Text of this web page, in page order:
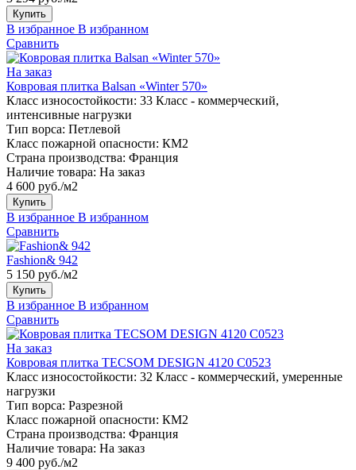
Купить
В избранное В избранном
Сравнить
На заказ
Ковровая плитка Balsan «Winter 570»
Класс износостойкости: 33 Класс - коммерческий,
интенсивные нагрузки
Тип ворса: Петлевой
Класс пожарной опасности: КМ2
Страна производства: Франция
Наличие товара: На заказ
4 600 руб./м2
Купить
В избранное В избранном
Сравнить
Fashion& 942
5 150 руб./м2
Купить
В избранное В избранном
Сравнить
На заказ
Ковровая плитка TECSOM DESIGN 4120 C0523
Класс износостойкости: 32 Класс - коммерческий, умеренные
нагрузки
Тип ворса: Разрезной
Класс пожарной опасности: КМ2
Страна производства: Франция
Наличие товара: На заказ
9 400 руб./м2